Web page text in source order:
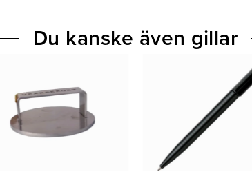
Du kanske även gillar